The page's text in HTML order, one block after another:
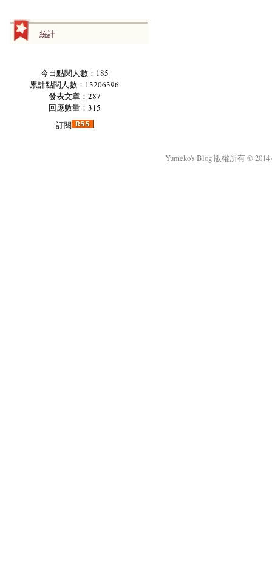
統計
今日點閱人數：185
累計點閱人數：13206396
發表文章：287
回應數量：315
訂閱
Yumeko's Blog 版權所有 ©